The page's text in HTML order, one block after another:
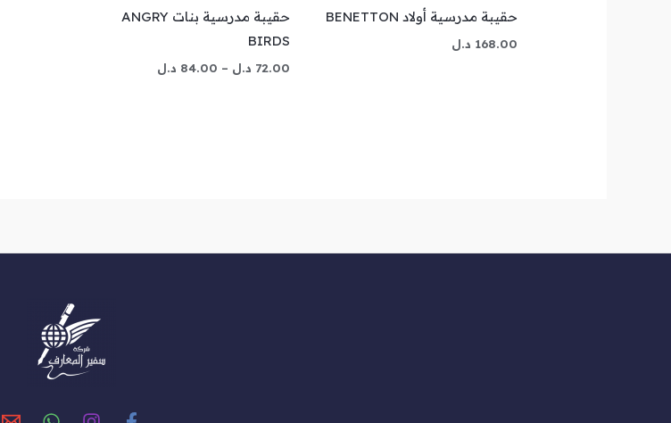
حقيبة مدرسية أولاد BENETTON
168.00 د.ل
حقيبة مدرسية بنات ANGRY
BIRDS
72.00 د.ل –
84.00 د.ل